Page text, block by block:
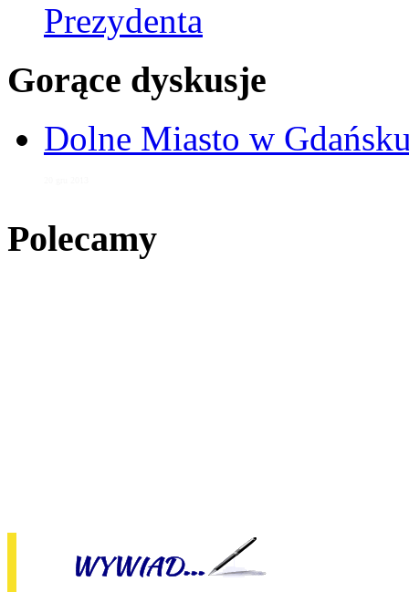
Prezydenta
Gorące dyskusje
Dolne Miasto w
Polecamy